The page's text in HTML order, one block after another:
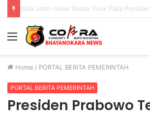
Menu
Home / PORTAL BERITA PEMERINTAH
PORTAL BERITA PEMERINTAH
Presiden Prabowo